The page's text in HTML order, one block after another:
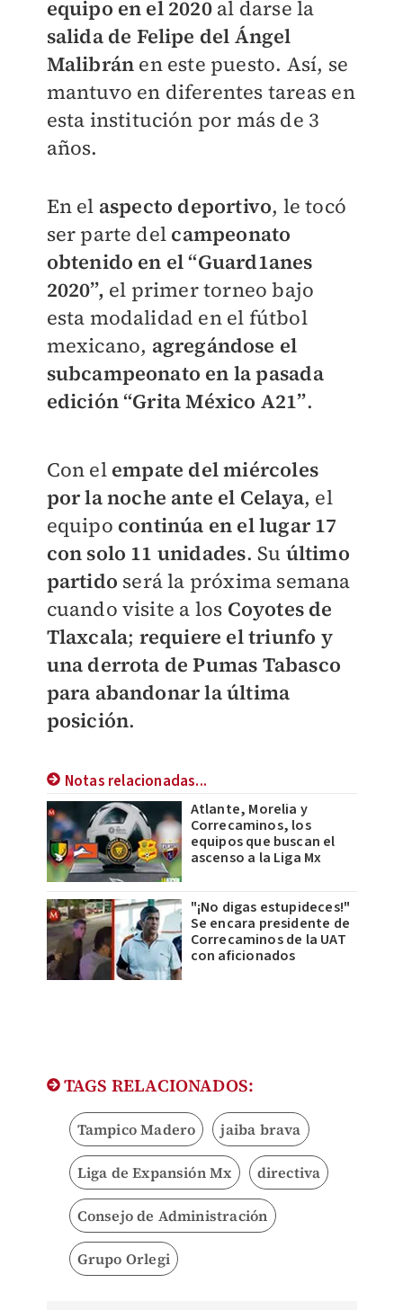
equipo en el 2020al darse la
salida de Felipe del Ángel
Malibrán en este puesto. Así, se
mantuvo en diferentes tareas en
esta institución por más de 3
años.
En el aspecto deportivo, le tocó
ser parte del campeonato
obtenido en el “Guard1anes
2020”, el primer torneo bajo
esta modalidad en el fútbol
mexicano, agregándose el
subcampeonato en la pasada
edición “Grita México A21”.
Con el empate del miércoles
por la noche ante el Celaya, el
equipo continúa en el lugar 17
con solo 11 unidades. Su último
partido será la próxima semana
cuando visite a los Coyotes de
Tlaxcala; requiere el triunfo y
una derrota de Pumas Tabasco
para abandonar la última
posición.
Notas relacionadas...
Atlante, Morelia y
Correcaminos, los
equipos que buscan el
ascenso a la Liga Mx
"¡No digas estupideces!"
Se encara presidente de
Correcaminos de la UAT
con aficionados
TAGS RELACIONADOS:
Tampico Madero jaiba brava
Liga de Expansión Mx directiva
Consejo de Administración
Grupo Orlegi